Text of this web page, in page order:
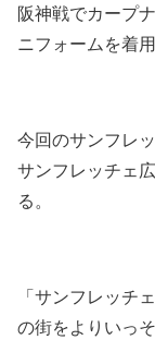
阪神戦でカープ
ニフォームを着用
今回のサンフレ
サンフレッチェ
る。
「サンフレッチ
の街をよりいっ